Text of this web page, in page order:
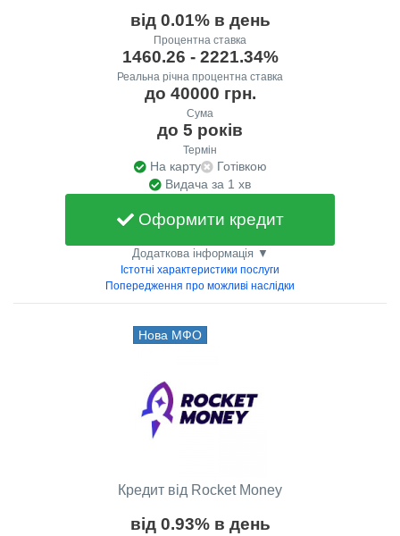
від 0.01% в день
Процентна ставка
1460.26 - 2221.34%
Реальна річна процентна ставка
до 40000 грн.
Сума
до 5 років
Термін
На карту
Готівкою
Видача за 1 хв
Оформити кредит
Додаткова інформація ▼
Істотні характеристики послуги
Попередження про можливі наслідки
Нова МФО
Кредит від Rocket Money
від 0.93% в день